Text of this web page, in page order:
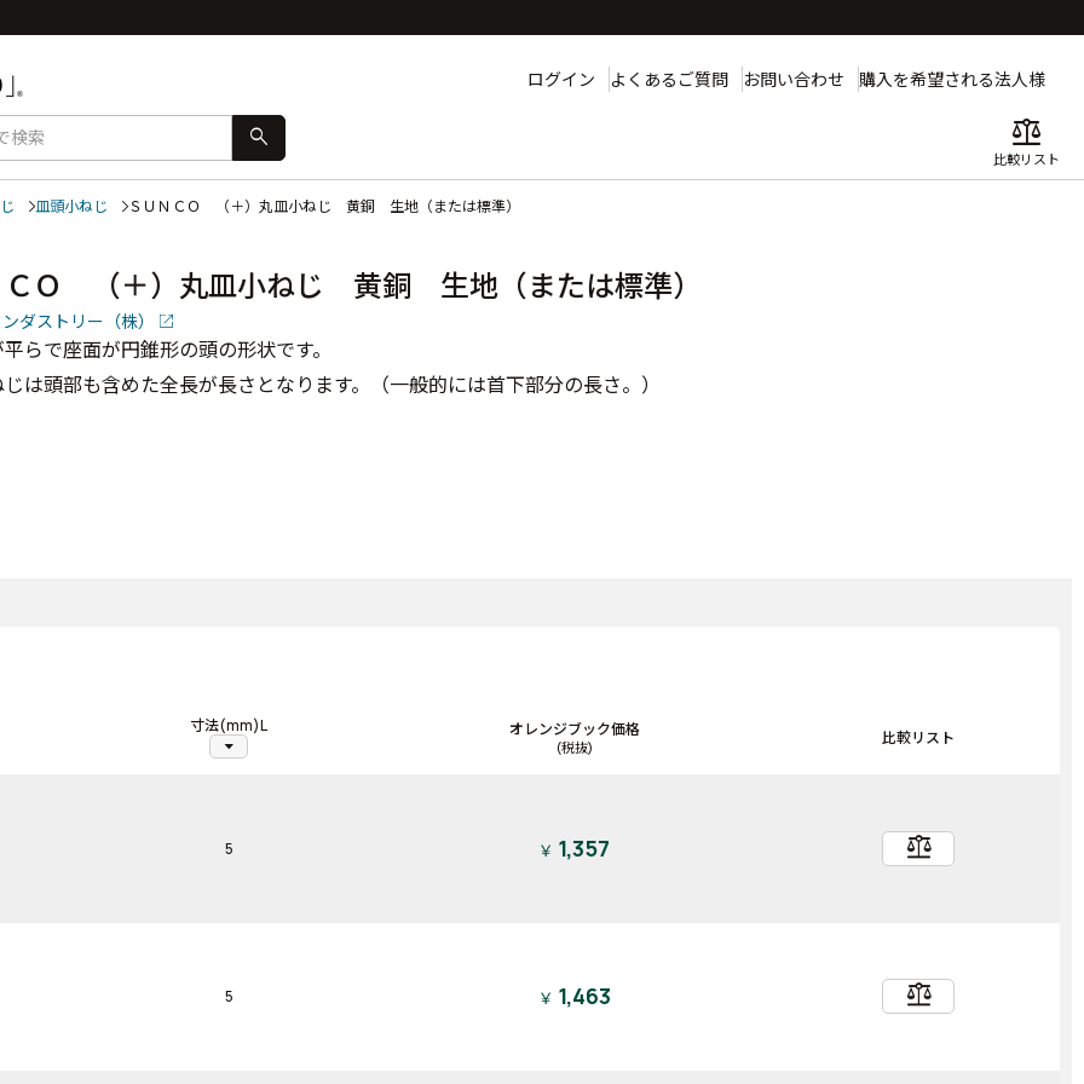
ログイン よくあるご質問 お問い合わせ 購入を希望される法人様
search balance
比較リスト
皿頭小ねじ ＳＵＮＣＯ （＋）丸皿小ねじ 黄銅 生地（または標準）
ＣＯ （＋）丸皿小ねじ 黄銅 生地（または標準）
ダストリー（株）
らで座面が円錐形の頭の形状です。
は頭部も含めた全長が長さとなります。（一般的には首下部分の長さ。）
寸法(mm)L
arrow_drop_down
オレンジブック価格
(税抜) 比較リスト
5 ￥ 1,357 balance
5 ￥ 1,463 balance